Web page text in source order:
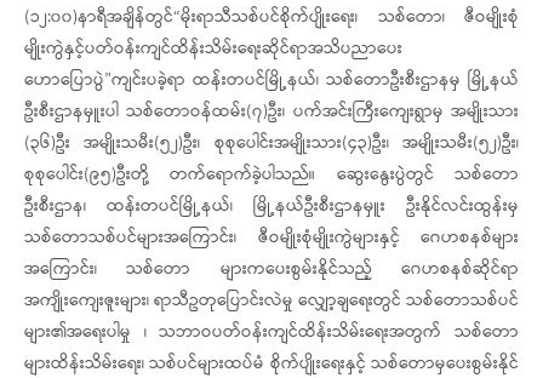
(၁၂:၀၀)နာရီအချိန်တွင်“မိုးရာသီသစ်ပင်စိုက်ပျိုးရေး၊ သစ်တော၊ ဇီဝမျိုးစုံ
မျိုးကွဲနှင့်ပတ်ဝန်းကျင်ထိန်းသိမ်းရေးဆိုင်ရာအသိပညာပေး
ဟောပြောပွဲ”ကျင်းပခဲ့ရာ ထန်းတပင်မြို့နယ်၊ သစ်တောဦးစီးဌာနမှ မြို့နယ်
ဦးစီးဌာနမှူးပါ သစ်တောဝန်ထမ်း(၇)ဦး၊ ပက်အင်းကြီးကျေးရွာမှ အမျိုးသား
(၃၆)ဦး အမျိုးသမီး(၅၂)ဦး၊ စုစုပေါင်းအမျိုးသား(၄၃)ဦး၊ အမျိုးသမီး(၅၂)ဦး၊
စုစုပေါင်း(၉၅)ဦးတို့ တက်ရောက်ခဲ့ပါသည်။ ဆွေးနွေးပွဲတွင် သစ်တော
ဦးစီးဌာန၊ ထန်းတပင်မြို့နယ်၊ မြို့နယ်ဦးစီးဌာနမှူး ဦးနိုင်လင်းထွန်းမှ
သစ်တောသစ်ပင်များအကြောင်း၊ ဇီဝမျိုးစုံမျိုးကွဲများနှင့် ဂေဟစနစ်များ
အကြောင်း၊ သစ်တော များကပေးစွမ်းနိုင်သည့် ဂေဟစနစ်ဆိုင်ရာ
အကျိုးကျေးဇူးများ၊ ရာသီဥတုပြောင်းလဲမှု လျှော့ချရေးတွင် သစ်တောသစ်ပင်
များ၏အရေးပါမှု ၊ သဘာဝပတ်ဝန်းကျင်ထိန်းသိမ်းရေးအတွက် သစ်တော
များထိန်းသိမ်းရေး၊ သစ်ပင်များထပ်မံ စိုက်ပျိုးရေးနှင့် သစ်တောမှပေးစွမ်းနိုင်